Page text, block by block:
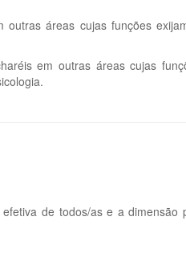
áreas cujas funções
em outras áreas cujas
de todos/as e a